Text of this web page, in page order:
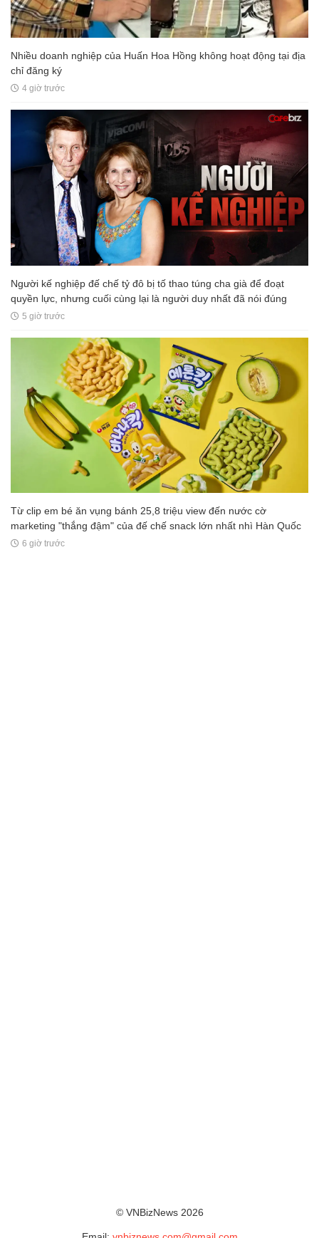
Nhiều doanh nghiệp của Huấn Hoa Hồng không hoạt động tại địa
chỉ đăng ký
4 giờ trước
Người kế nghiệp đế chế tỷ đô bị tố thao túng cha già để đoạt
quyền lực, nhưng cuối cùng lại là người duy nhất đã nói đúng
5 giờ trước
Từ clip em bé ăn vụng bánh 25,8 triệu view đến nước cờ
marketing "thắng đậm" của đế chế snack lớn nhất nhì Hàn Quốc
6 giờ trước
© VNBizNews 2026